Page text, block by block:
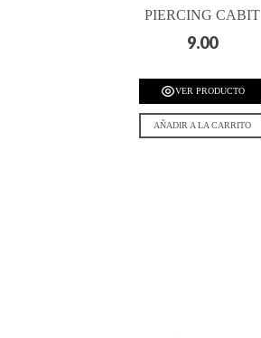
PIERCING CABIT
9.00
VER PRODUCTO
AÑADIR A LA CARRITO